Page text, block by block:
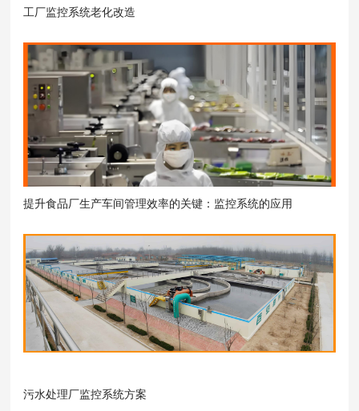
工厂监控系统老化改造
提升食品厂生产车间管理效率的关键：监控系统的应用
污水处理厂监控系统方案